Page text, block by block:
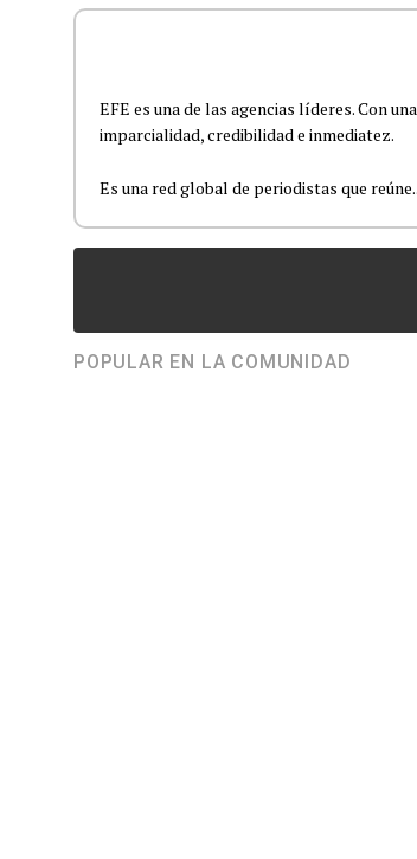
EFE es una de las agencias líderes. Con
imparcialidad, credibilidad e inmediatez.
Es una red global de periodistas que
POPULAR EN LA COMUNIDAD